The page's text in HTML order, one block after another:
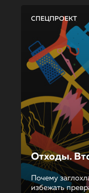
СПЕЦПРОЕКТ
Отходы.
Почему
избежать